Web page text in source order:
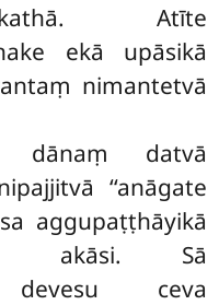
Atīte
ekā upāsikā
nimantetvā
dānaṃ datvā
‘‘anāgate
aggupaṭṭhāyikā
akāsi. Sā
devesu ceva